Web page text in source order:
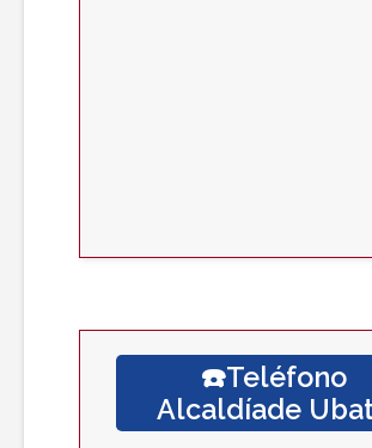
☎️Teléfono
Alcaldíade